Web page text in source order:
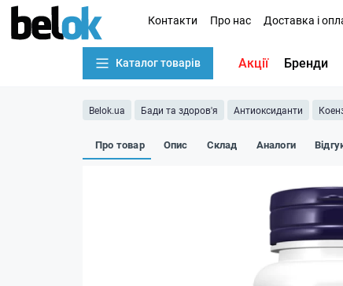
Контакти Про нас Доставка і
Каталог товарів Акції Бренди
Belok.ua Бади та здоров'я Антиоксиданти
Про товар Опис Склад Аналоги